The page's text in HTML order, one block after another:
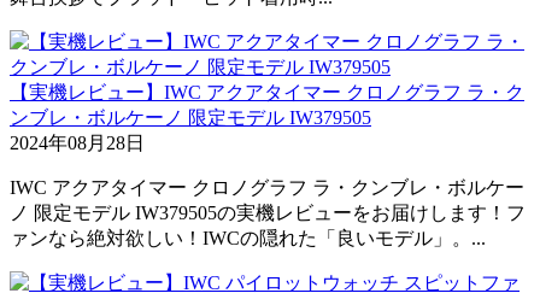
【実機レビュー】IWC アクアタイマー クロノグラフ ラ・ク
ンブレ・ボルケーノ 限定モデル IW379505
2024年08月28日
IWC アクアタイマー クロノグラフ ラ・クンブレ・ボルケー
ノ 限定モデル IW379505の実機レビューをお届けします！フ
ァンなら絶対欲しい！IWCの隠れた「良いモデル」。...